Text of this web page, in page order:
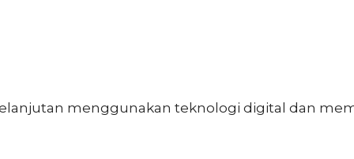
menggunakan teknologi digital dan